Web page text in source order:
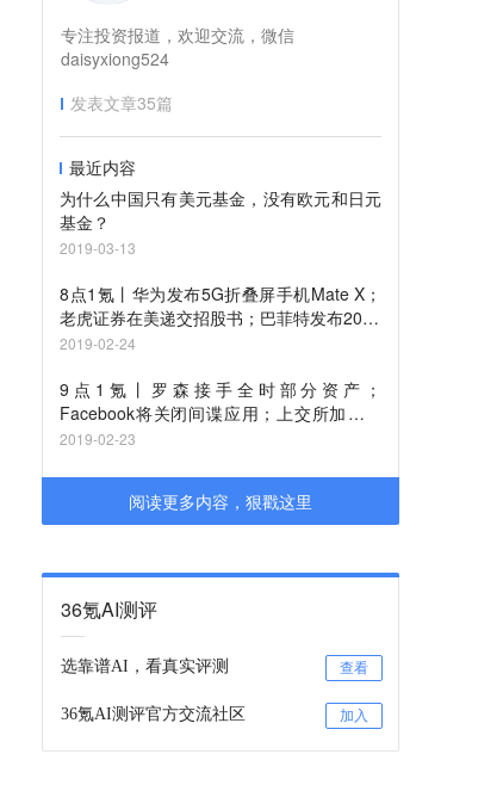
专注投资报道，欢迎交流，微信
daisyxiong524
发表文章35篇
最近内容
为什么中国只有美元基金，没有欧元和日元
基金？
2019-03-13
8点1氪丨华为发布5G折叠屏手机Mate X；
老虎证券在美递交招股书；巴菲特发布2019
年致股东信
2019-02-24
9点1氪丨罗森接手全时部分资产；
Facebook将关闭间谍应用；上交所加速推
进科创板
2019-02-23
阅读更多内容，狠戳这里
36氪AI测评
选靠谱AI，看真实评测 查看
36氪AI测评官方交流社区 加入